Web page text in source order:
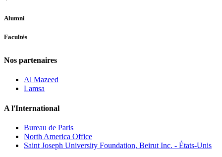
Alumni
Facultés
Nos partenaires
Al Mazeed
Lamsa
A l'International
Bureau de Paris
North America Office
Saint Joseph University Foundation, Beirut Inc. - États-Unis